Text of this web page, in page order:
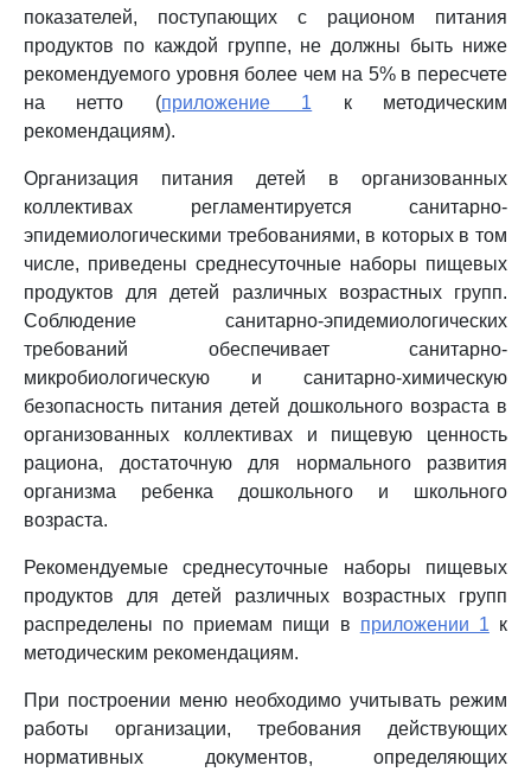
показателей, поступающих с рационом питания
продуктов по каждой группе, не должны быть ниже
рекомендуемого уровня более чем на 5% в пересчете
на нетто (приложение 1 к методическим
рекомендациям).
Организация питания детей в организованных
коллективах регламентируется санитарно-
эпидемиологическими требованиями, в которых в том
числе, приведены среднесуточные наборы пищевых
продуктов для детей различных возрастных групп.
Соблюдение санитарно-эпидемиологических
требований обеспечивает санитарно-
микробиологическую и санитарно-химическую
безопасность питания детей дошкольного возраста в
организованных коллективах и пищевую ценность
рациона, достаточную для нормального развития
организма ребенка дошкольного и школьного
возраста.
Рекомендуемые среднесуточные наборы пищевых
продуктов для детей различных возрастных групп
распределены по приемам пищи в приложении 1 к
методическим рекомендациям.
При построении меню необходимо учитывать режим
работы организации, требования действующих
нормативных документов, определяющих